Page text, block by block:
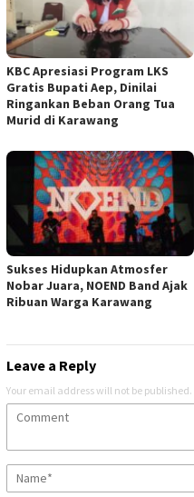
KBC Apresiasi Program LKS
Gratis Bupati Aep, Dinilai
Ringankan Beban Orang Tua
Murid di Karawang
Sukses Hidupkan Atmosfer
Nobar Juara, NOEND Band Ajak
Ribuan Warga Karawang
Leave a Reply
Your email address will not be published.